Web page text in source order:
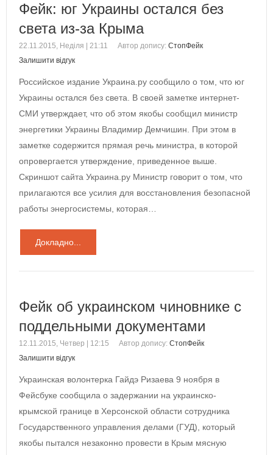
Фейк: юг Украины остался без
света из-за Крыма
22.11.2015, Неділя | 21:11 Автор допису: СтопФейк
Залишити відгук
Российское издание Украина.ру сообщило о том, что юг
Украины остался без света. В своей заметке интернет-
СМИ утверждает, что об этом якобы сообщил министр
энергетики Украины Владимир Демчишин. При этом в
заметке содержится прямая речь министра, в которой
опровергается утверждение, приведенное выше.
Скриншот сайта Украина.ру Министр говорит о том, что
прилагаются все усилия для восстановления безопасной
работы энергосистемы, которая…
Докладно...
Фейк об украинском чиновнике с
поддельными документами
12.11.2015, Четвер | 12:15 Автор допису: СтопФейк
Залишити відгук
Украинская волонтерка Гайдэ Ризаева 9 ноября в
Фейсбуке сообщила о задержании на украинско-
крымской границе в Херсонской области сотрудника
Государственного управления делами (ГУД), который
якобы пытался незаконно провести в Крым мясную